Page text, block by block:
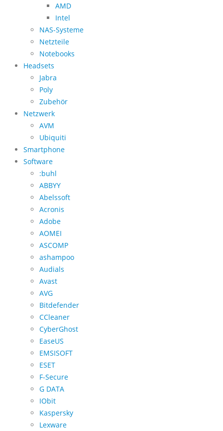
AMD
Intel
NAS-Systeme
Netzteile
Notebooks
Headsets
Jabra
Poly
Zubehör
Netzwerk
AVM
Ubiquiti
Smartphone
Software
:buhl
ABBYY
Abelssoft
Acronis
Adobe
AOMEI
ASCOMP
ashampoo
Audials
Avast
AVG
Bitdefender
CCleaner
CyberGhost
EaseUS
EMSISOFT
ESET
F-Secure
G DATA
IObit
Kaspersky
Lexware